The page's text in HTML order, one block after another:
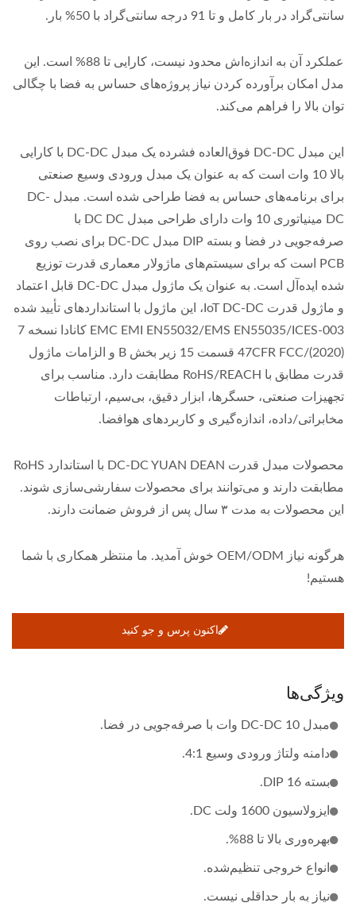
سانتی‌گراد در بار کامل و تا 91 درجه سانتی‌گراد با 50% بار.
عملکرد آن به اندازه‌اش محدود نیست، کارایی تا 88% است. این
مدل امکان برآورده کردن نیاز پروژه‌های حساس به فضا با چگالی
توان بالا را فراهم می‌کند.
این مبدل DC-DC فوق‌العاده فشرده یک مبدل DC-DC با کارایی
بالا 10 وات است که به عنوان یک مبدل ورودی وسیع صنعتی
برای برنامه‌های حساس به فضا طراحی شده است. مبدل DC-
DC مینیاتوری 10 وات دارای طراحی مبدل DC DC با
صرفه‌جویی در فضا و بسته DIP مبدل DC-DC برای نصب روی
PCB است که برای سیستم‌های ماژولار معماری قدرت توزیع
شده ایده‌آل است. به عنوان یک ماژول مبدل DC-DC قابل اعتماد
و ماژول قدرت IoT DC-DC، این ماژول با استانداردهای تأیید شده
EMC EMI EN55032/EMS EN55035/ICES-003 کانادا نسخه 7
(2020)/47CFR FCC قسمت 15 زیر بخش B و الزامات ماژول
قدرت مطابق با RoHS/REACH مطابقت دارد. مناسب برای
تجهیزات صنعتی، حسگرها، ابزار دقیق، بی‌سیم، ارتباطات
مخابراتی/داده، اندازه‌گیری و کاربردهای هوافضا.
محصولات مبدل قدرت DC-DC YUAN DEAN با استاندارد RoHS
مطابقت دارند و می‌توانند برای محصولات سفارشی‌سازی شوند.
این محصولات به مدت ۳ سال پس از فروش ضمانت دارند.
هرگونه نیاز OEM/ODM خوش آمدید. ما منتظر همکاری با شما
هستیم!
اکنون پرس و جو کنید
ویژگی‌ها
مبدل DC-DC 10 وات با صرفه‌جویی در فضا.
دامنه ولتاژ ورودی وسیع 4:1.
بسته DIP 16.
ایزولاسیون 1600 ولت DC.
بهره‌وری بالا تا 88%.
انواع خروجی تنظیم‌شده.
نیاز به بار حداقلی نیست.